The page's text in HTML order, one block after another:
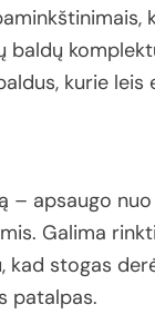
baldų
kurie leis
– apsaugo nuo
Galima
kad stogas
patalpas.